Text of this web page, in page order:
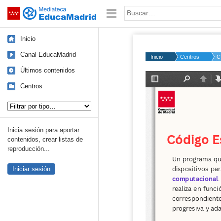
Saltar navegación Palabra o frase:
Inicio
Canal EducaMadrid
Últimos contenidos
Centros
Inicia sesión para aportar
contenidos, crear listas de
reproducción...
Iniciar sesión
Inicio Centros